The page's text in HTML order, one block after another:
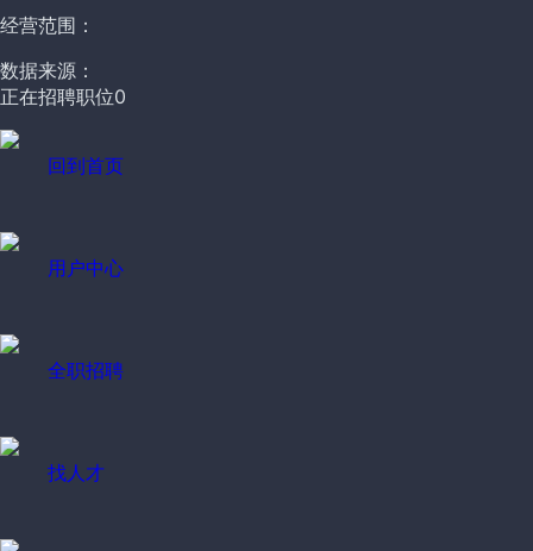
经营范围：
数据来源：
正在招聘职位0
回到首页
用户中心
全职招聘
找人才